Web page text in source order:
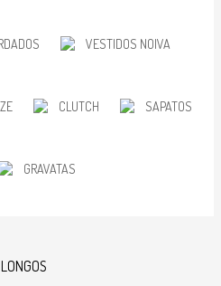
VESTIDOS NOIVA
CLUTCH SAPATOS
GRAVATAS